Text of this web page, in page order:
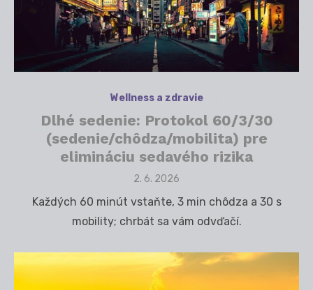
Wellness a zdravie
Dlhé sedenie: Protokol 60/3/30
(sedenie/chôdza/mobilita) pre
elimináciu sedavého rizika
Posted
2. 6. 2026
Každých 60 minút vstaňte, 3 min chôdza a 30 s
mobility; chrbát sa vám odvďačí.